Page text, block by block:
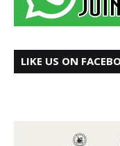
LIKE US ON